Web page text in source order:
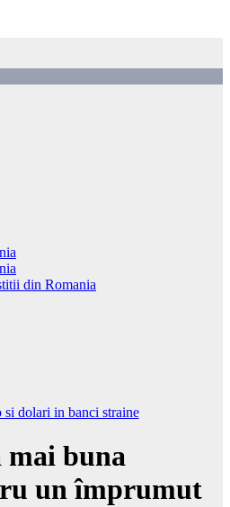
din Romania
mai buna
un împrumut